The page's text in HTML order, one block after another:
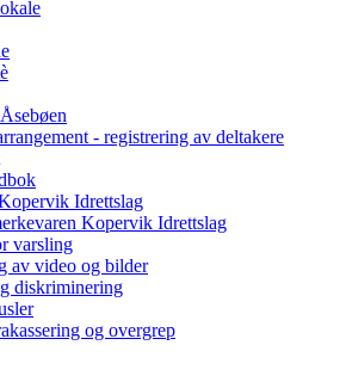
- registrering av deltakere
Idrettslag
Kopervik Idrettslag
varsling
av video og bilder
diskriminering
og overgrep